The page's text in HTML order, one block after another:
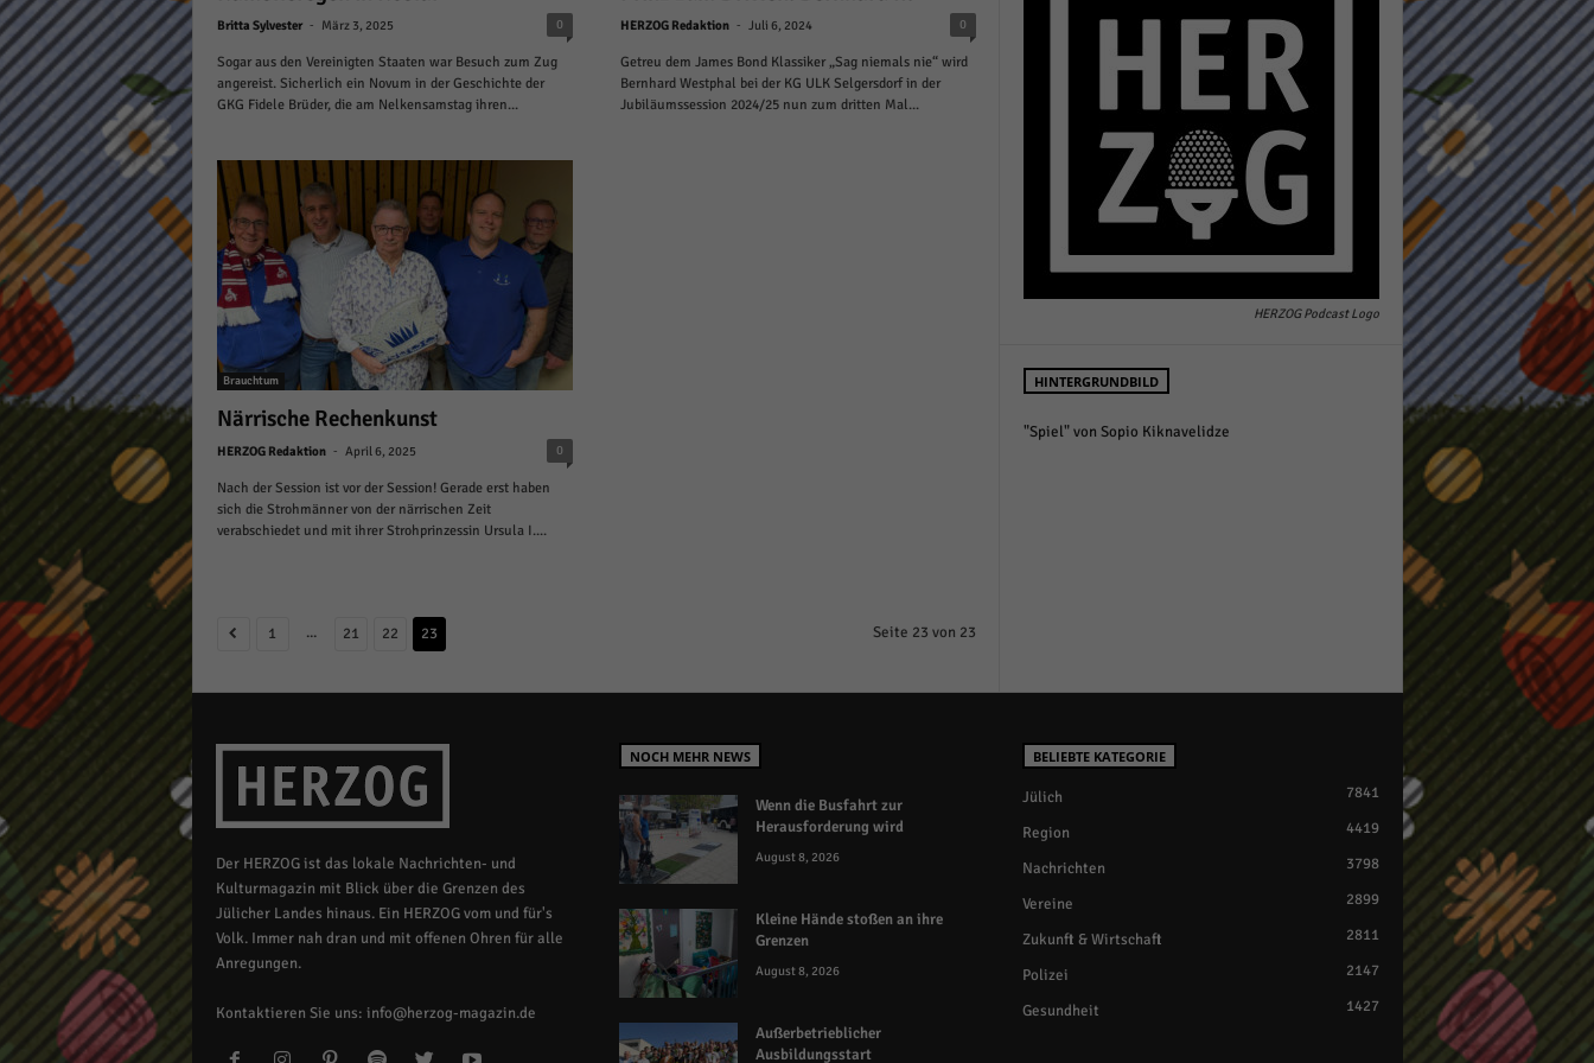
Britta Sylvester - März 3, 2025 0
Sogar aus den Vereinigten Staaten war Besuch zum Zug
angereist. Sicherlich ein Novum in der Geschichte der
GKG Fidele Brüder, die am Nelkensamstag ihren...
HERZOG Redaktion - Juli 6, 2024 0
Getreu dem James Bond Klassiker „Sag niemals nie“ wird
Bernhard Westphal bei der KG ULK Selgersdorf in der
Jubiläumssession 2024/25 nun zum dritten Mal...
Brauchtum
Närrische Rechenkunst
HERZOG Redaktion - April 6, 2025 0
Nach der Session ist vor der Session! Gerade erst haben
sich die Strohmänner von der närrischen Zeit
verabschiedet und mit ihrer Strohprinzessin Ursula I....
1 ... 21 22 23 Seite 23 von 23
HERZOG Podcast Logo
HINTERGRUNDBILD
"Spiel" von Sopio Kiknavelidze
Der HERZOG ist das lokale Nachrichten- und
Kulturmagazin mit Blick über die Grenzen des
Jülicher Landes hinaus. Ein HERZOG vom und für's
Volk. Immer nah dran und mit offenen Ohren für alle
Anregungen.
Kontaktieren Sie uns: info@herzog-magazin.de
NOCH MEHR NEWS
Wenn die Busfahrt zur
Herausforderung wird
August 8, 2026
Kleine Hände stoßen an ihre
Grenzen
August 8, 2026
Außerbetrieblicher
Ausbildungsstart
BELIEBTE KATEGORIE
Jülich 7841
Region 4419
Nachrichten 3798
Vereine 2899
Zukunft & Wirtschaft 2811
Polizei 2147
Gesundheit 1427
keiner manuellen Einwilligung mehr.
Cookie-Informationen anzeigen
powered by Borlabs Cookie Datenschutzerklärung